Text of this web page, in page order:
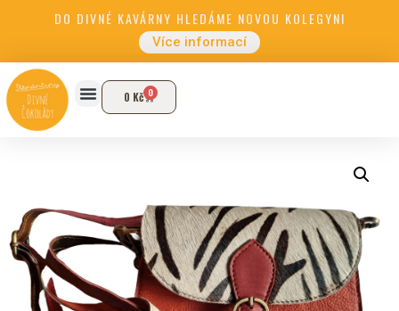
DO DIVNÉ KAVÁRNY HLEDÁME NOVOU KOLEGYNI
Více informací
0 Kč 0